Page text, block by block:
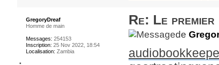
Re: Le
de
GregoryDreaf
Homme de main
Messages: 254153
Inscription: 25 Nov 2022, 18:54
Localisation: Zambia